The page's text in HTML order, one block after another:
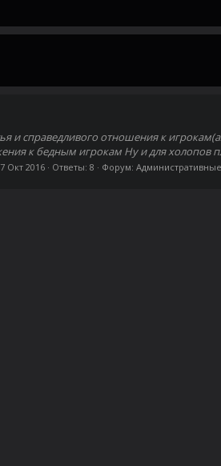
и справедливого отношения к
к бедным игрокам Ну и для холопов
Окт 2016 Ответы: 8 Форум: Административные